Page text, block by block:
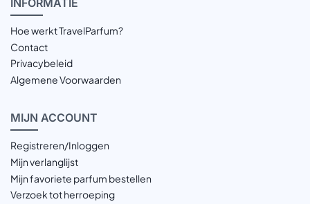
Hoe werkt TravelParfum?
Contact
Privacybeleid
Algemene Voorwaarden
MIJN ACCOUNT
Registreren/Inloggen
Mijn verlanglijst
Mijn favoriete parfum bestellen
Verzoek tot herroeping